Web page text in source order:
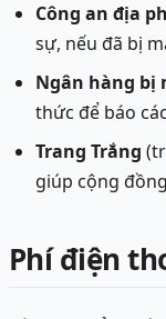
Công an địa
sự, nếu đã bị
Ngân hàng bị
thức để báo
Trang Trắng
giúp cộng
Phí điện